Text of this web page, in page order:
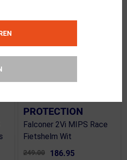
PROTECTION
Falconer 2Vi MIPS Race
Fietshelm Wit
249.00 186.95